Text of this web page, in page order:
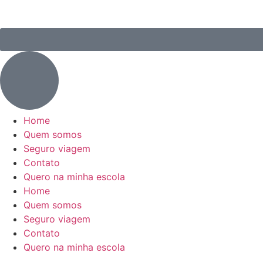
Home
Quem somos
Seguro viagem
Contato
Quero na minha escola
Home
Quem somos
Seguro viagem
Contato
Quero na minha escola